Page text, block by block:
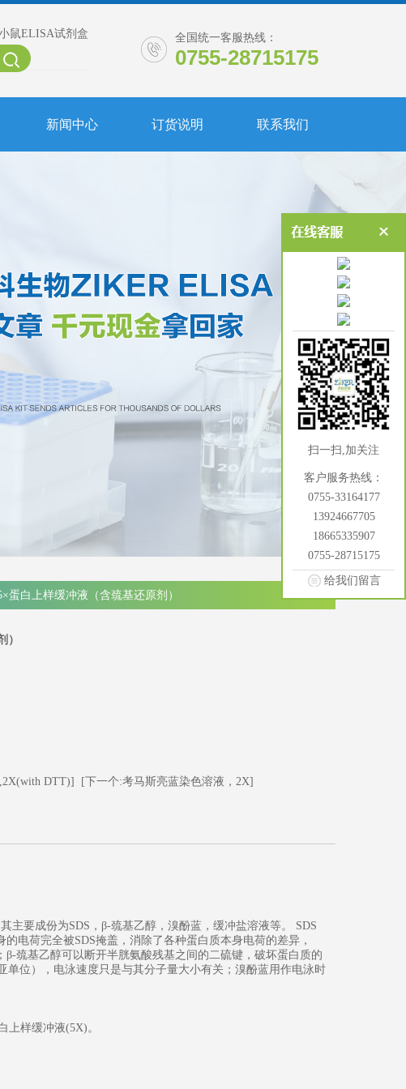
鼠ELISA试剂盒 全国统一客服热线：
0755-28715175
新闻中心 订货说明 联系我们
蛋白上样缓冲液（含巯基还原剂）
）
DTT)]
[下一个:考马斯亮蓝染色溶液，2X]
主要成份为SDS，β-巯基乙醇，溴酚蓝，缓冲盐溶液等。 SDS
电荷完全被SDS掩盖，消除了各种蛋白质本身电荷的差异，
巯基乙醇可以断开半胱氨酸残基之间的二硫键，破坏蛋白质的
位），电泳速度只是与其分子量大小有关；溴酚蓝用作电泳时
上样缓冲液(5X)。
扫一扫,加关注
客户服务热线：
0755-33164177
13924667705
18665335907
0755-28715175
给我们留言